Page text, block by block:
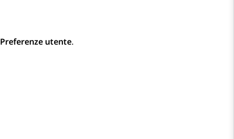
Preferenze utente.